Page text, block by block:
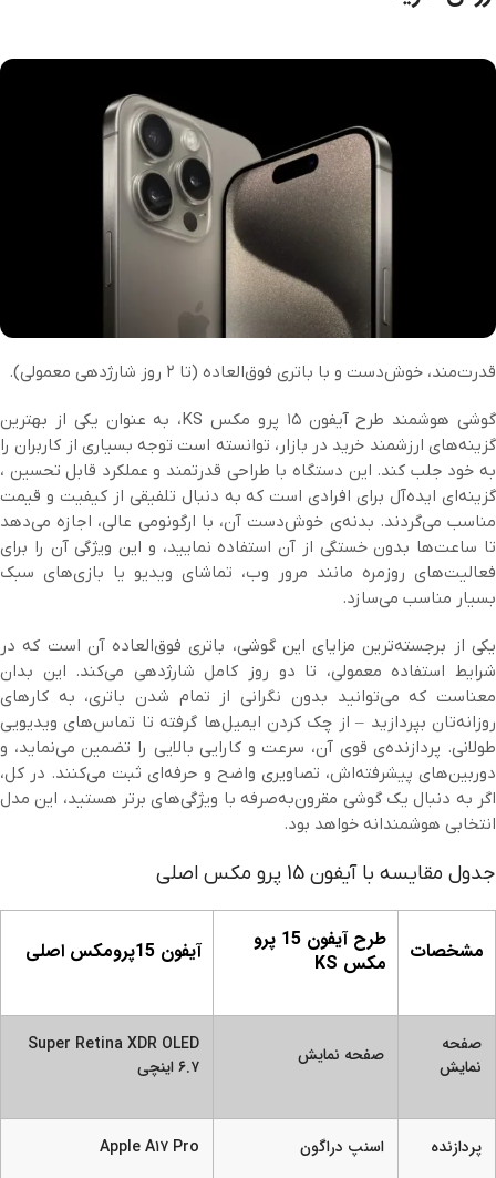
قدرت‌مند، خوش‌دست و با باتری فوق‌العاده (تا ۲ روز شارژدهی معمولی).
گوشی هوشمند طرح آیفون ۱۵ پرو مکس KS، به عنوان یکی از بهترین
گزینه‌های ارزشمند خرید در بازار، توانسته است توجه بسیاری از کاربران را
به خود جلب کند. این دستگاه با طراحی قدرتمند و عملکرد قابل تحسین ،
گزینه‌ای ایده‌آل برای افرادی است که به دنبال تلفیقی از کیفیت و قیمت
مناسب می‌گردند. بدنه‌ی خوش‌دست آن، با ارگونومی عالی، اجازه می‌دهد
تا ساعت‌ها بدون خستگی از آن استفاده نمایید، و این ویژگی آن را برای
فعالیت‌های روزمره مانند مرور وب، تماشای ویدیو یا بازی‌های سبک
بسیار مناسب می‌سازد.
یکی از برجسته‌ترین مزایای این گوشی، باتری فوق‌العاده آن است که در
شرایط استفاده معمولی، تا دو روز کامل شارژدهی می‌کند. این بدان
معناست که می‌توانید بدون نگرانی از تمام شدن باتری، به کارهای
روزانه‌تان بپردازید – از چک کردن ایمیل‌ها گرفته تا تماس‌های ویدیویی
طولانی. پردازنده‌ی قوی آن، سرعت و کارایی بالایی را تضمین می‌نماید، و
دوربین‌های پیشرفته‌اش، تصاویری واضح و حرفه‌ای ثبت می‌کنند. در کل،
اگر به دنبال یک گوشی مقرون‌به‌صرفه با ویژگی‌های برتر هستید، این مدل
انتخابی هوشمندانه خواهد بود.
جدول مقایسه با آیفون 15 پرو مکس اصلی
مشخصات
طرح آیفون 15 پرو
مکس KS
آیفون 15پرومکس اصلی
صفحه
نمایش
صفحه نمایش
Super Retina XDR OLED
۶.۷ اینچی
پردازنده اسنپ دراگون Apple A۱۷ Pro